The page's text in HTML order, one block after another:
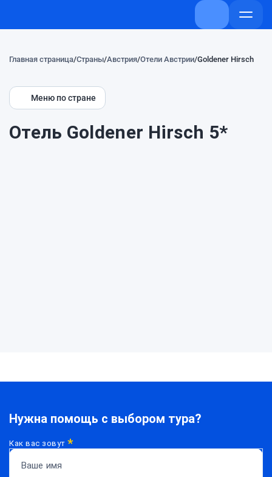
+7 (800) 707-
Главная страница Страны Австрия Отели Австрии Goldener Hirsch
Меню по стране
Отель Goldener Hirsch 5*
Нужна помощь с выбором тура?
Как вас зовут*